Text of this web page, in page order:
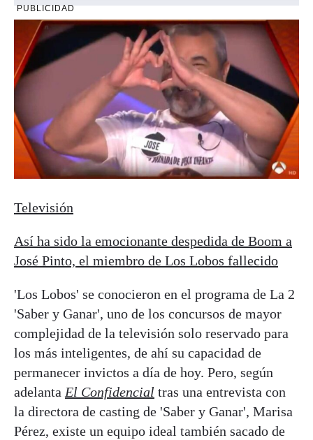
PUBLICIDAD
Televisión
Así ha sido la emocionante despedida de Boom a
José Pinto, el miembro de Los Lobos fallecido
'Los Lobos' se conocieron en el programa de La 2
'Saber y Ganar', uno de los concursos de mayor
complejidad de la televisión solo reservado para
los más inteligentes, de ahí su capacidad de
permanecer invictos a día de hoy. Pero, según
adelanta El Confidencial tras una entrevista con
la directora de casting de 'Saber y Ganar', Marisa
Pérez, existe un equipo ideal también sacado de